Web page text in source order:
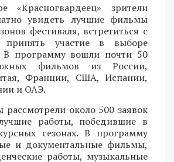
«Красногвардеец» зрители
увидеть лучшие фильмы
фестиваля, встретиться с
участие в выборе
В программу вошли почти 50
фильмов из России,
Франции, США, Испании,
и ОАЭ.
рассмотрели около 500 заявок
работы, победившие в
сезонах. В программу
и документальные фильмы,
работы, музыкальные